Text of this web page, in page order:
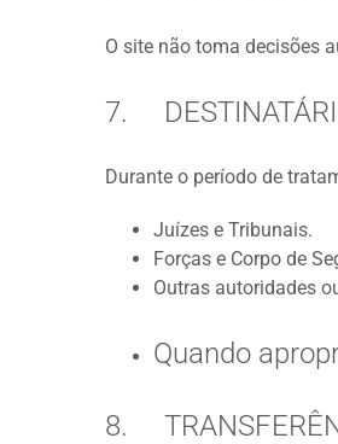
O site não toma decisões
7.
Durante o período de
Juízes e Tribunais.
Forças e Corpo de
Outras autoridades
Quando
8.